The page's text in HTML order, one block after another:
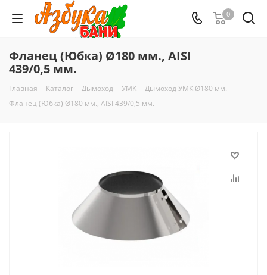
0
Фланец (Юбка) Ø180 мм., AISI
439/0,5 мм.
Главная - Каталог - Дымоход - УМК - Дымоход УМК Ø180 мм. -
Фланец (Юбка) Ø180 мм., AISI 439/0,5 мм.